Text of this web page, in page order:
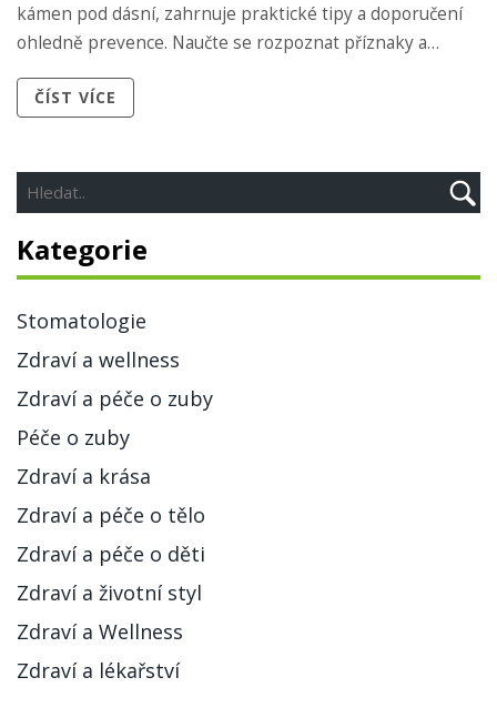
kámen pod dásní, zahrnuje praktické tipy a doporučení
ohledně prevence. Naučte se rozpoznat příznaky a
profesionálů.
ČÍST VÍCE
Kategorie
Stomatologie
Zdraví a wellness
Zdraví a péče o zuby
Péče o zuby
Zdraví a krása
Zdraví a péče o tělo
Zdraví a péče o děti
Zdraví a životní styl
Zdraví a Wellness
Zdraví a lékařství